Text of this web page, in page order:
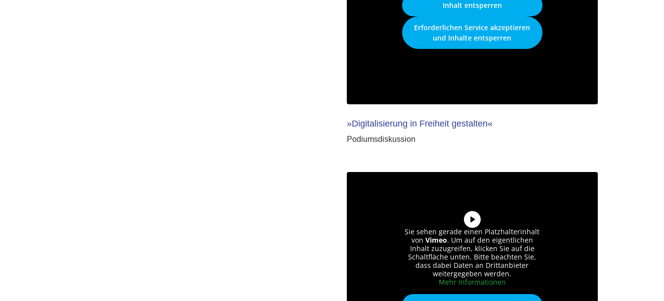
Inhalt entsperren
Erforderlichen Service akzeptieren
und Inhalte entsperren
»Digitalisierung in Freiheit gestalten«
Podiumsdiskussion
Sie sehen gerade einen Platzhalterinhalt
von Vimeo. Um auf den eigentlichen
Inhalt zuzugreifen, klicken Sie auf die
Schaltfläche unten. Bitte beachten Sie,
dass dabei Daten an Drittanbieter
weitergegeben werden.
Mehr Informationen